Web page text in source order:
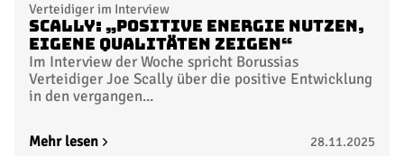
Verteidiger im Interview
Scally: „Positive Energie nutzen,
eigene Qualitäten zeigen“
Im Interview der Woche spricht Borussias
Verteidiger Joe Scally über die positive Entwicklung
in den vergangen...
Mehr lesen 28.11.2025